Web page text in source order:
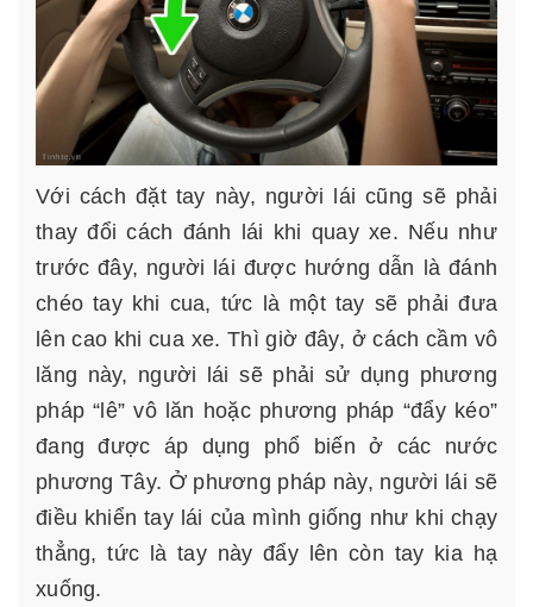
Với cách đặt tay này, người lái cũng sẽ phải
thay đổi cách đánh lái khi quay xe. Nếu như
trước đây, người lái được hướng dẫn là đánh
chéo tay khi cua, tức là một tay sẽ phải đưa
lên cao khi cua xe. Thì giờ đây, ở cách cầm vô
lăng này, người lái sẽ phải sử dụng phương
pháp “lê” vô lăn hoặc phương pháp “đẩy kéo”
đang được áp dụng phổ biến ở các nước
phương Tây. Ở phương pháp này, người lái sẽ
điều khiển tay lái của mình giống như khi chạy
thẳng, tức là tay này đẩy lên còn tay kia hạ
xuống.